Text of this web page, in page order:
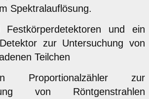
Spektralauflösung.
Festkörperdetektoren und ein
zur Untersuchung von
Teilchen
Proportionalzähler zur
von Röntgenstrahlen